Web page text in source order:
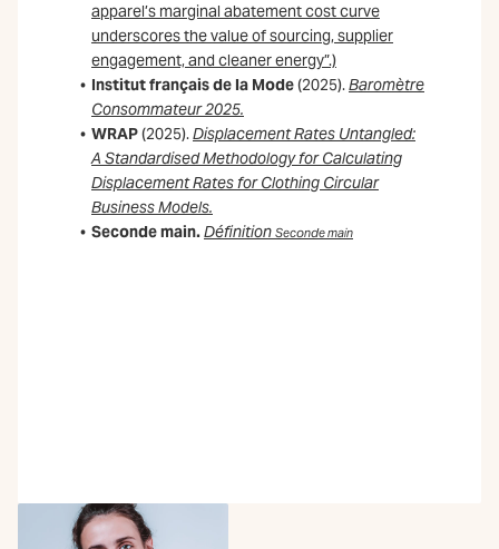
apparel’s marginal abatement cost curve
underscores the value of sourcing, supplier
engagement, and cleaner energy”.)
Institut français de la Mode(2025).Baromètre
Consommateur 2025.
WRAP(2025).Displacement Rates Untangled:
A Standardised Methodology for Calculating
Displacement Rates for Clothing Circular
Business Models.
Seconde main.Définition Seconde main